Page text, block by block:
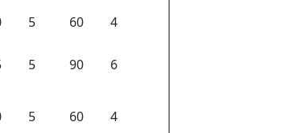
5 60 4
5 90 6
5 60 4